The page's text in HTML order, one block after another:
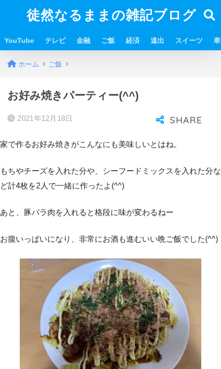
徒然なるままの雑記ブログ
YouTube テレビ 金融 ご飯 経済 遠出 スイーツ 車
ホーム ご飯
お好み焼きパーティー(^^)
2021年12月18日
家で作るお好み焼きがこんなにも美味しいとはね。
もちやチーズを入れた分や、シーフードミックスを入れた分な
ど計4枚を2人で一緒に作ったよ(^^)
あと、豚バラ肉を入れると格段に味が変わるねー
お腹いっぱいになり、非常にお酒も進むいい晩ご飯でした(^^)